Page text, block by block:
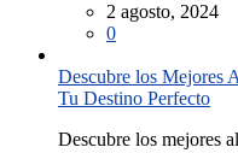
2 agosto, 2024
0
Descubre los Mejores
Tu Destino Perfecto
Descubre los mejores